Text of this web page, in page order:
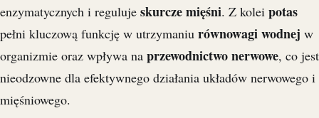
enzymatycznych i reguluje skurcze mięśni. Z kolei potas
pełni kluczową funkcję w utrzymaniu równowagi wodnej w
organizmie oraz wpływa na przewodnictwo nerwowe, co jest
nieodzowne dla efektywnego działania układów nerwowego i
mięśniowego.